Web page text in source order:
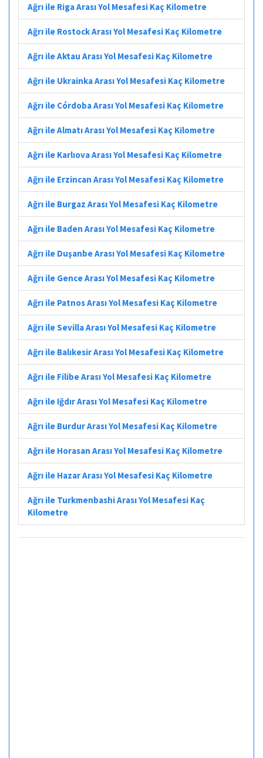
Ağrı ile Riga Arası Yol Mesafesi Kaç Kilometre
Ağrı ile Rostock Arası Yol Mesafesi Kaç Kilometre
Ağrı ile Aktau Arası Yol Mesafesi Kaç Kilometre
Ağrı ile Ukrainka Arası Yol Mesafesi Kaç Kilometre
Ağrı ile Córdoba Arası Yol Mesafesi Kaç Kilometre
Ağrı ile Almatı Arası Yol Mesafesi Kaç Kilometre
Ağrı ile Karlıova Arası Yol Mesafesi Kaç Kilometre
Ağrı ile Erzincan Arası Yol Mesafesi Kaç Kilometre
Ağrı ile Burgaz Arası Yol Mesafesi Kaç Kilometre
Ağrı ile Baden Arası Yol Mesafesi Kaç Kilometre
Ağrı ile Duşanbe Arası Yol Mesafesi Kaç Kilometre
Ağrı ile Gence Arası Yol Mesafesi Kaç Kilometre
Ağrı ile Patnos Arası Yol Mesafesi Kaç Kilometre
Ağrı ile Sevilla Arası Yol Mesafesi Kaç Kilometre
Ağrı ile Balıkesir Arası Yol Mesafesi Kaç Kilometre
Ağrı ile Filibe Arası Yol Mesafesi Kaç Kilometre
Ağrı ile Iğdır Arası Yol Mesafesi Kaç Kilometre
Ağrı ile Burdur Arası Yol Mesafesi Kaç Kilometre
Ağrı ile Horasan Arası Yol Mesafesi Kaç Kilometre
Ağrı ile Hazar Arası Yol Mesafesi Kaç Kilometre
Ağrı ile Turkmenbashi Arası Yol Mesafesi Kaç
Kilometre